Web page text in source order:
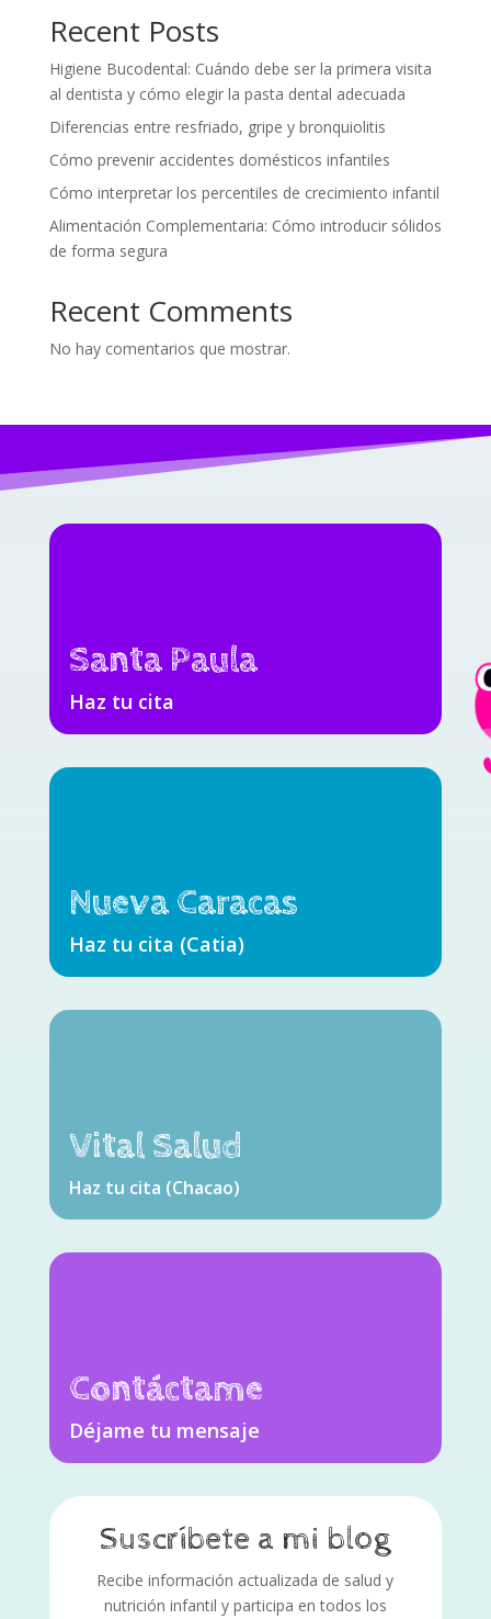
Recent Posts
Higiene Bucodental: Cuándo debe ser la primera visita
al dentista y cómo elegir la pasta dental adecuada
Diferencias entre resfriado, gripe y bronquiolitis
Cómo prevenir accidentes domésticos infantiles
Cómo interpretar los percentiles de crecimiento infantil
Alimentación Complementaria: Cómo introducir sólidos
de forma segura
Recent Comments
No hay comentarios que mostrar.
Santa Paula
Haz tu cita
Nueva Caracas
Haz tu cita (Catia)
Vital Salud
Haz tu cita (Chacao)
Contáctame
Déjame tu mensaje
Suscríbete a mi blog
Recibe información actualizada de salud y
nutrición infantil y participa en todos los